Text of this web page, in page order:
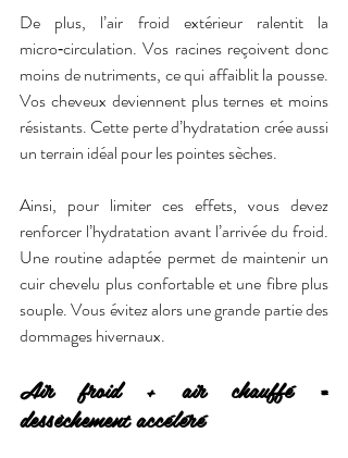
De plus, l’air froid extérieur ralentit la
micro‑circulation. Vos racines reçoivent donc
moins de nutriments, ce qui affaiblit la pousse.
Vos cheveux deviennent plus ternes et moins
résistants. Cette perte d’hydratation crée aussi
un terrain idéal pour les pointes sèches.
Ainsi, pour limiter ces effets, vous devez
renforcer l’hydratation avant l’arrivée du froid.
Une routine adaptée permet de maintenir un
cuir chevelu plus confortable et une fibre plus
souple. Vous évitez alors une grande partie des
dommages hivernaux.
Air froid + air chauffé =
dessèchement accéléré